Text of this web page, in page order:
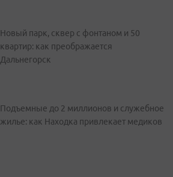
Новый парк, сквер с фонтаном и 50
квартир: как преображается
Дальнегорск
Подъемные до 2 миллионов и служебное
жилье: как Находка привлекает медиков